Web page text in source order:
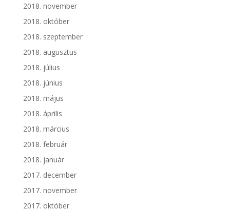
2018. november
2018. október
2018. szeptember
2018. augusztus
2018. július
2018. június
2018. május
2018. április
2018. március
2018. február
2018. január
2017. december
2017. november
2017. október